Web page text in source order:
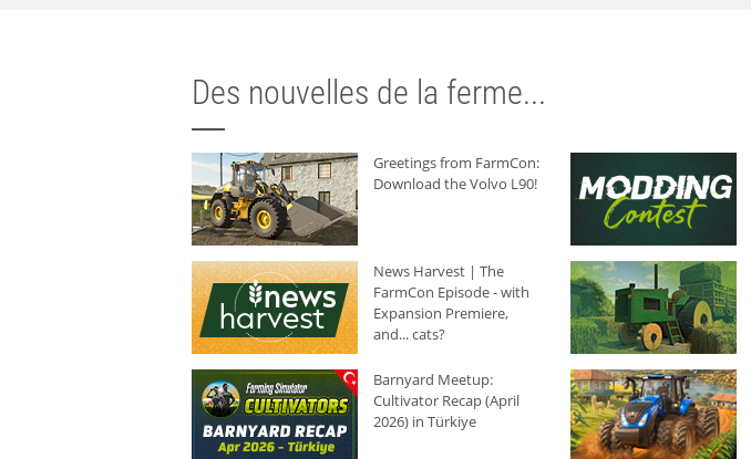
Des nouvelles de la ferme...
Greetings from FarmCon:
Download the Volvo L90!
News Harvest | The
FarmCon Episode - with
Expansion Premiere,
and... cats?
Barnyard Meetup:
Cultivator Recap (April
2026) in Türkiye